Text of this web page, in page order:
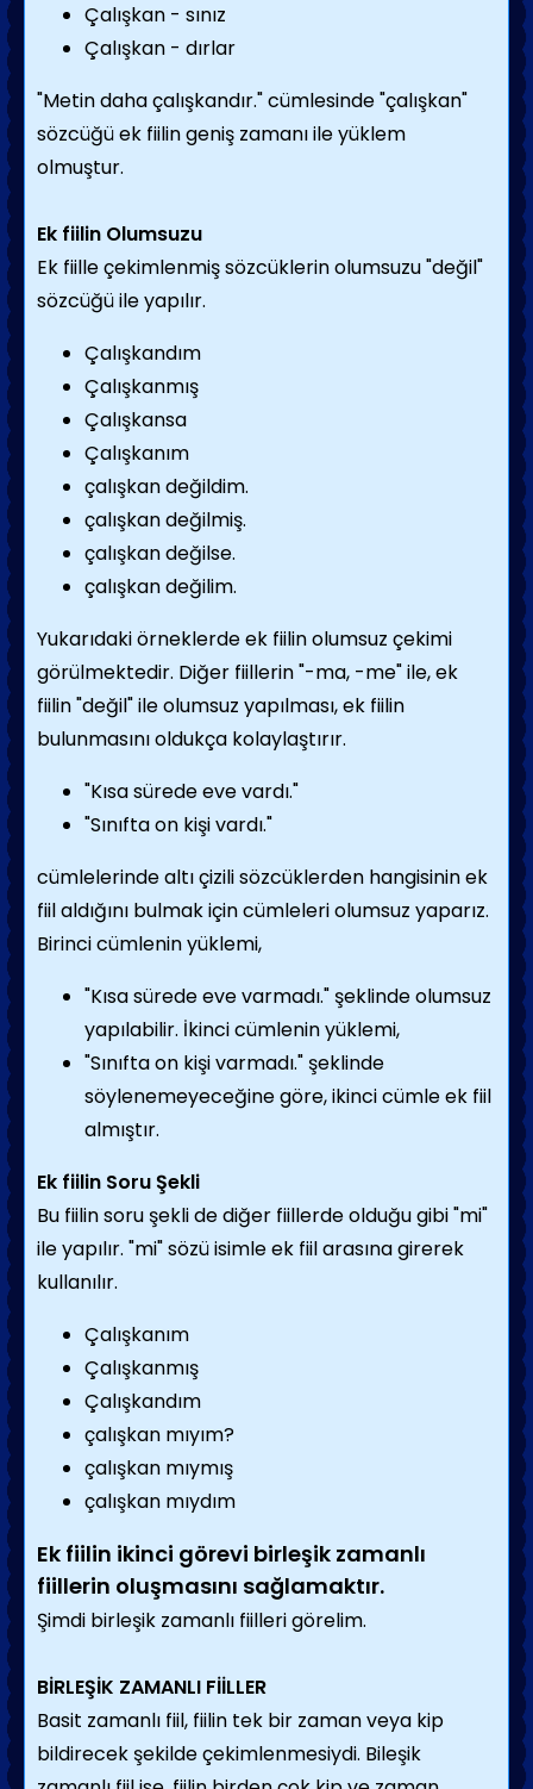
Çalışkan - sınız
Çalışkan - dırlar
"Metin daha çalışkandır." cümlesinde "çalışkan"
sözcüğü ek fiilin geniş zamanı ile yüklem
olmuştur.
Ek fiilin Olumsuzu
Ek fiille çekimlenmiş sözcüklerin olumsuzu "değil"
sözcüğü ile yapılır.
Çalışkandım
Çalışkanmış
Çalışkansa
Çalışkanım
çalışkan değildim.
çalışkan değilmiş.
çalışkan değilse.
çalışkan değilim.
Yukarıdaki örneklerde ek fiilin olumsuz çekimi
görülmektedir. Diğer fiillerin "-ma, -me" ile, ek
fiilin "değil" ile olumsuz yapılması, ek fiilin
bulunmasını oldukça kolaylaştırır.
"Kısa sürede eve vardı."
"Sınıfta on kişi vardı."
cümlelerinde altı çizili sözcüklerden hangisinin ek
fiil aldığını bulmak için cümleleri olumsuz yaparız.
Birinci cümlenin yüklemi,
"Kısa sürede eve varmadı." şeklinde olumsuz
yapılabilir. İkinci cümlenin yüklemi,
"Sınıfta on kişi varmadı." şeklinde
söylenemeyeceğine göre, ikinci cümle ek fiil
almıştır.
Ek fiilin Soru Şekli
Bu fiilin soru şekli de diğer fiillerde olduğu gibi "mi"
ile yapılır. "mi" sözü isimle ek fiil arasına girerek
kullanılır.
Çalışkanım
Çalışkanmış
Çalışkandım
çalışkan mıyım?
çalışkan mıymış
çalışkan mıydım
Ek fiilin ikinci görevi birleşik zamanlı
fiillerin oluşmasını sağlamaktır.
Şimdi birleşik zamanlı fiilleri görelim.
BİRLEŞİK ZAMANLI FİİLLER
Basit zamanlı fiil, fiilin tek bir zaman veya kip
bildirecek şekilde çekimlenmesiydi. Bileşik